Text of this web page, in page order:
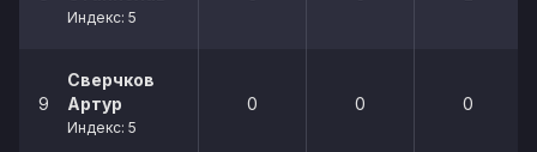
Индекс: 5
9
Сверчков
Артур
Индекс: 5
0 0 0